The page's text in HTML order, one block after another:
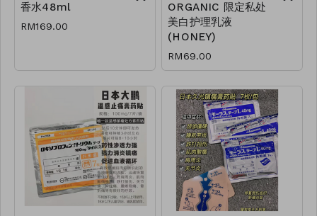
香水48ml
RM169.00
ORGANIC 限定私处
美白护理乳液
(HONEY)
RM69.00